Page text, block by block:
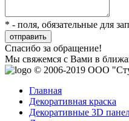
* - поля, обязательные для
отправить
Спасибо за обращение!
Мы свяжемся с Вами в
© 2006-2019 ООО
Главная
Декоративная краска
Декоративные 3D